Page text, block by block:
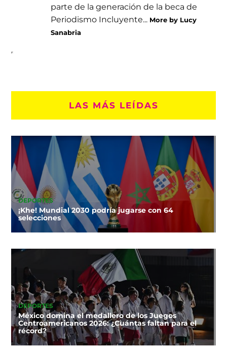
parte de la generación de la beca de
Periodismo Incluyente... More by Lucy
Sanabria
LAS MÁS LEÍDAS
DEPORTES
¡Khe! Mundial 2030 podría jugarse con 64
selecciones
DEPORTES
México domina el medallero de los Juegos
Centroamericanos 2026: ¿Cuántas faltan para el
récord?